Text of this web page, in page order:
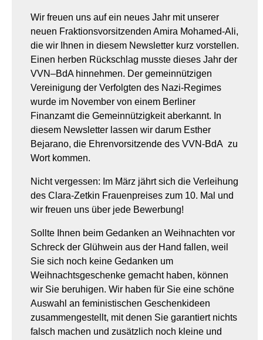
Wir freuen uns auf ein neues Jahr mit unserer
neuen Fraktionsvorsitzenden Amira Mohamed-Ali,
die wir Ihnen in diesem Newsletter kurz vorstellen.
Einen herben Rückschlag musste dieses Jahr der
VVN–BdA hinnehmen. Der gemeinnützigen
Vereinigung der Verfolgten des Nazi-Regimes
wurde im November von einem Berliner
Finanzamt die Gemeinnützigkeit aberkannt. In
diesem Newsletter lassen wir darum Esther
Bejarano, die Ehrenvorsitzende des VVN-BdA zu
Wort kommen.
Nicht vergessen: Im März jährt sich die Verleihung
des Clara-Zetkin Frauenpreises zum 10. Mal und
wir freuen uns über jede Bewerbung!
Sollte Ihnen beim Gedanken an Weihnachten vor
Schreck der Glühwein aus der Hand fallen, weil
Sie sich noch keine Gedanken um
Weihnachtsgeschenke gemacht haben, können
wir Sie beruhigen. Wir haben für Sie eine schöne
Auswahl an feministischen Geschenkideen
zusammengestellt, mit denen Sie garantiert nichts
falsch machen und zusätzlich noch kleine und